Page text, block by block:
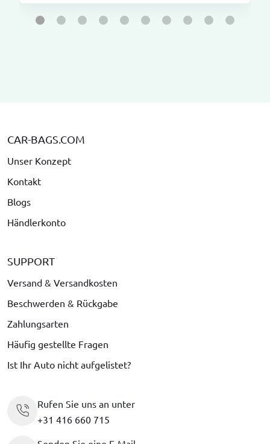
CAR-BAGS.COM
Unser Konzept
Kontakt
Blogs
Händlerkonto
SUPPORT
Versand & Versandkosten
Beschwerden & Rückgabe
Zahlungsarten
Häufig gestellte Fragen
Ist Ihr Auto nicht aufgelistet?
Rufen Sie uns an unter
+31 416 660 715